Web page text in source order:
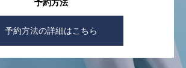
予約方法
予約方法の詳細はこちら